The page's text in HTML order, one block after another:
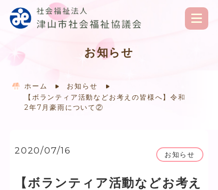
お知らせ
ホーム
お知らせ
【ボランティア活動などお考えの皆様へ】令和
2年7月豪雨について②
2020/07/16 お知らせ
【ボランティア活動などお考え